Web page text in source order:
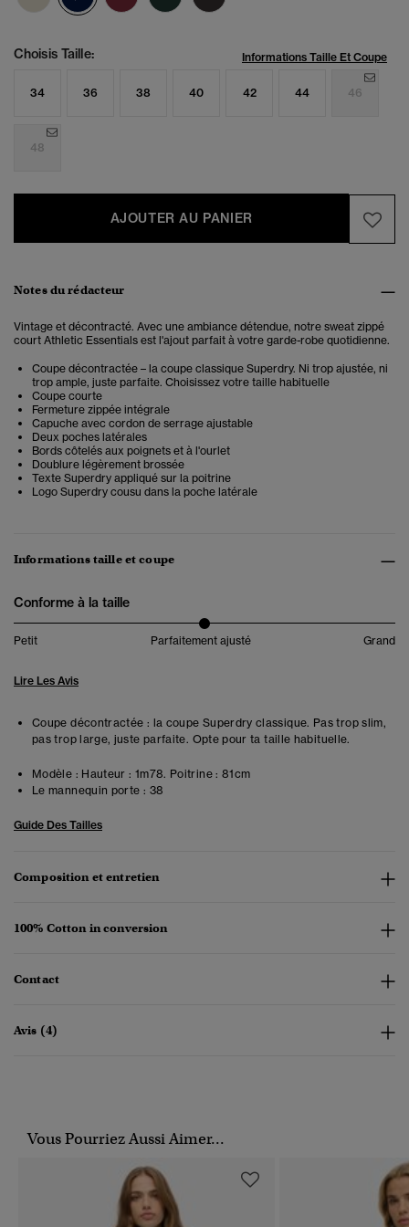
Choisis Taille: Informations Taille Et Coupe
34 36 38 40 42 44 46
48
AJOUTER AU PANIER
Notes du rédacteur
Vintage et décontracté. Avec une ambiance détendue, notre sweat zippé
court Athletic Essentials est l'ajout parfait à votre garde-robe quotidienne.
Coupe décontractée – la coupe classique Superdry. Ni trop ajustée, ni
trop ample, juste parfaite. Choisissez votre taille habituelle
Coupe courte
Fermeture zippée intégrale
Capuche avec cordon de serrage ajustable
Deux poches latérales
Bords côtelés aux poignets et à l'ourlet
Doublure légèrement brossée
Texte Superdry appliqué sur la poitrine
Logo Superdry cousu dans la poche latérale
Informations taille et coupe
Conforme à la taille
Petit Parfaitement ajusté Grand
Lire Les Avis
Coupe décontractée : la coupe Superdry classique. Pas trop slim,
pas trop large, juste parfaite. Opte pour ta taille habituelle.
Modèle : Hauteur : 1m78. Poitrine : 81cm
Le mannequin porte : 38
Guide Des Tailles
Composition et entretien
100% Cotton in conversion
Contact
Avis (4)
Vous Pourriez Aussi Aimer...